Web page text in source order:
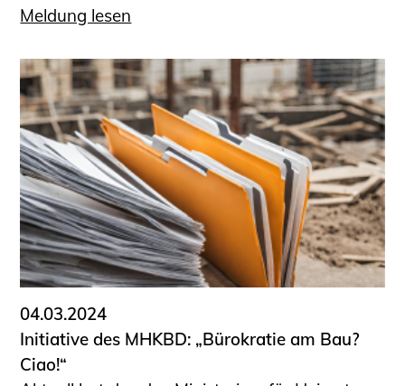
Meldung lesen
04.03.2024
Initiative des MHKBD: „Bürokratie am Bau?
Ciao!“